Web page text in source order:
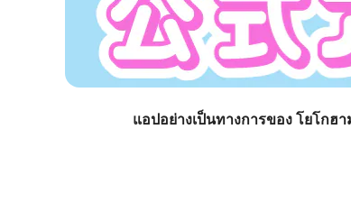
แอปอย่างเป็นทางการของ โยโก